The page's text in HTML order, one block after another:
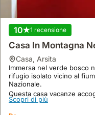
10 1 recensione
casa, Arsita
Immersa nel verde bosco
rifugio isolato vicino al
Nazionale.
Questa casa vacanze
bagni, ospita
Scopri di più